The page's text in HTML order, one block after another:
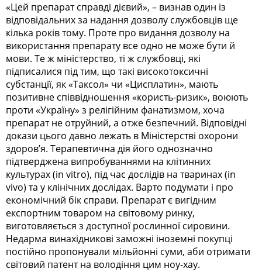
«Цей препарат справді дієвий», – визнав один із
відповідальних за надання дозволу службовців ще
кілька років тому. Проте про видання дозволу на
використання препарату все одно не може бути й
мови. Те ж міністерство, ті ж службовці, які
підписалися під тим, що такі високотоксичні
субстанції, як «Таксол» чи «Цисплатин», мають
позитивне співвідношення «користь-ризик», воюють
проти «Україну» з релігійним фанатизмом, хоча
препарат не отруйний, а отже безпечний. Відповідні
докази цього давно лежать в Міністерстві охорони
здоров’я. Терапевтична дія його однозначно
підтверджена випробуваннями на клітинних
культурах (in vitro), під час дослідів на тваринах (in
vivo) та у клінічних дослідах. Варто подумати і про
економічний бік справи. Препарат є вигідним
експортним товаром на світовому ринку,
виготовляється з доступної рослинної сировини.
Недарма винахідникові заможні іноземні покупці
постійно пропонували мільйонні суми, аби отримати
світовий патент на володіння цим ноу-хау.